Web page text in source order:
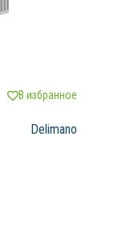
В избранное
Delimano